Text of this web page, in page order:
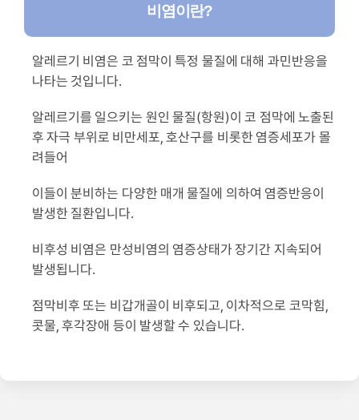
비염이란?
알레르기 비염은 코 점막이 특정 물질에 대해 과민반응을
나타는 것입니다.
알레르기를 일으키는 원인 물질(항원)이 코 점막에 노출된
후 자극 부위로 비만세포, 호산구를 비롯한 염증세포가 몰
려들어
이들이 분비하는 다양한 매개 물질에 의하여 염증반응이
발생한 질환입니다.
비후성 비염은 만성비염의 염증상태가 장기간 지속되어
발생됩니다.
점막비후 또는 비갑개골이 비후되고, 이차적으로 코막힘,
콧물, 후각장애 등이 발생할 수 있습니다.